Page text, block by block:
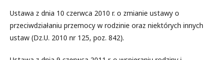
Ustawa z dnia 10 czerwca 2010 r. o zmianie ustawy o
przeciwdziałaniu przemocy w rodzinie oraz niektórych innych
ustaw (Dz.U. 2010 nr 125, poz. 842).